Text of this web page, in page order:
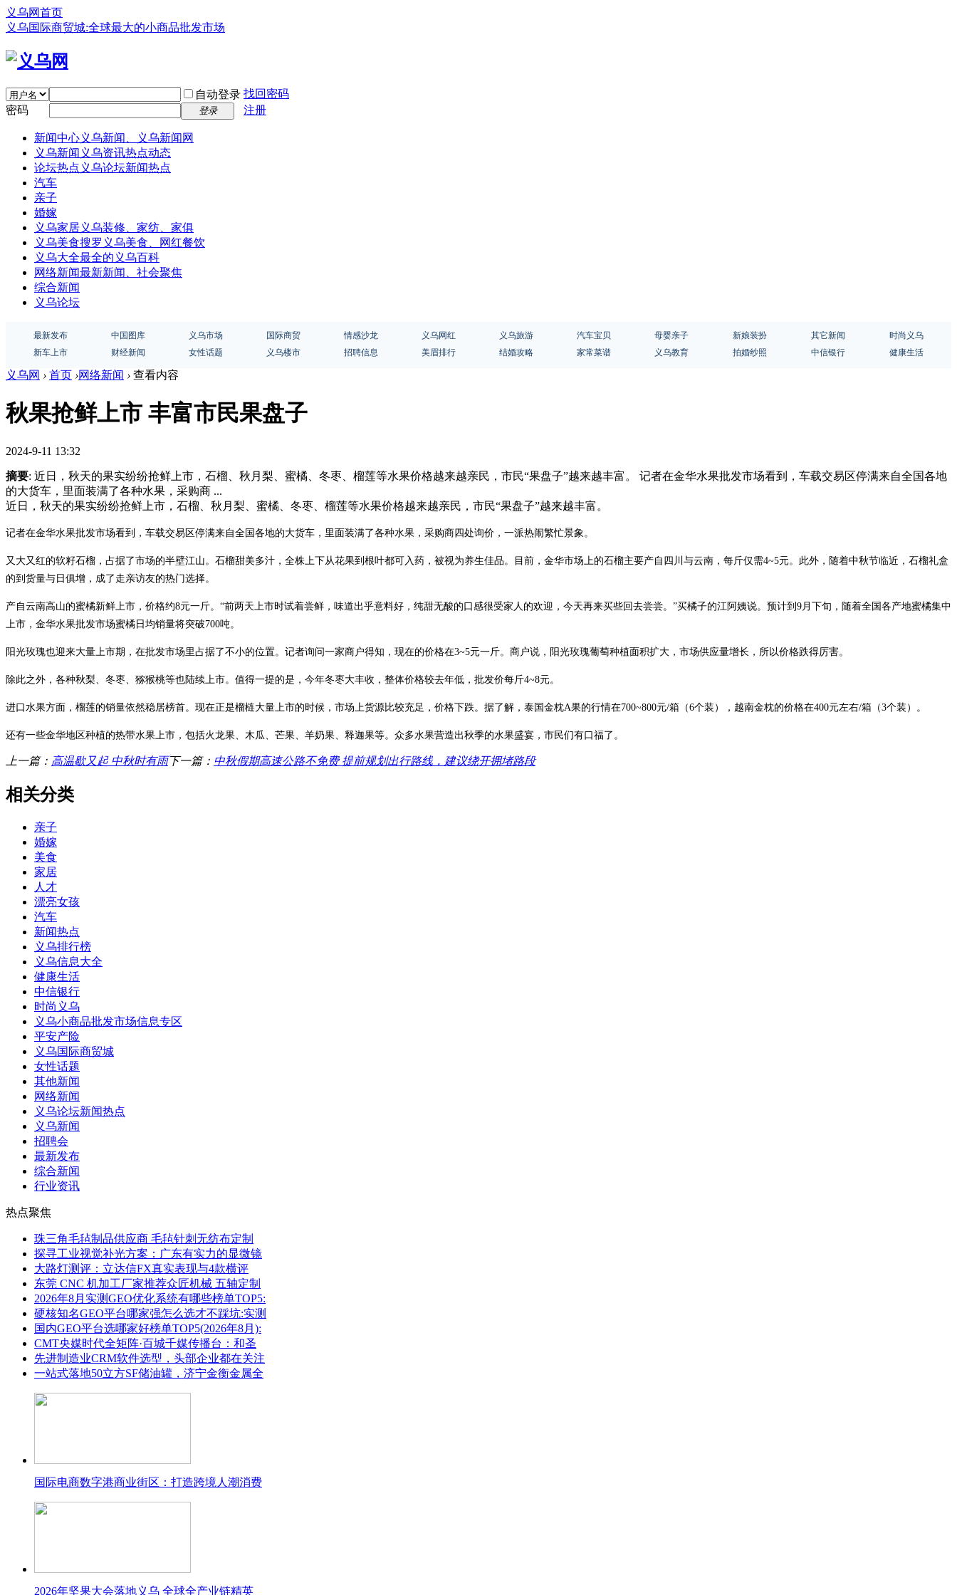
义乌网首页
义乌国际商贸城:全球最大的小商品批发市场
自动登录 找回密码
密码
登录 注册
新闻中心义乌新闻、义乌新闻网
义乌新闻 义乌资讯热点动态
论坛热点 义乌论坛新闻热点
汽车
亲子
婚嫁
义乌家居义乌装修、家纺、家俱
义乌美食搜罗义乌美食、网红餐饮
义乌大全最全的义乌百科
网络新闻最新新闻、社会聚焦
综合新闻
义乌论坛
最新发布 中国图库 义乌市场 国际商贸 情感沙龙 义乌网红 义乌旅游 汽车宝贝 母婴亲子 新娘装扮 其它新闻
时尚义乌
新车上市
财经新闻 女性话题 义乌楼市 招聘信息 美眉排行 结婚攻略 家常菜谱 义乌教育 拍婚纱照 中信银行 健康生活
义乌网 › 首页 ›网络新闻 › 查看内容
秋果抢鲜上市 丰富市民果盘子
2024-9-11 13:32
摘要: 近日，秋天的果实纷纷抢鲜上市，石榴、秋月梨、蜜橘、冬枣、榴莲等水果价格越来越亲民，市民“果盘子”越来越丰富。 记者在金华水果批发市场看到，车载交易区停满来自全国各地
的大货车，里面装满了各种水果，采购商 ...
近日，秋天的果实纷纷抢鲜上市，石榴、秋月梨、蜜橘、冬枣、榴莲等水果价格越来越亲民，市民“果盘子”越来越丰富。
记者在金华水果批发市场看到，车载交易区停满来自全国各地的大货车，里面装满了各种水果，采购商四处询价，一派热闹繁忙景象。
又大又红的软籽石榴，占据了市场的半壁江山。石榴甜美多汁，全株上下从花果到根叶都可入药，被视为养生佳品。目前，金华市场上的石榴主要产自四川与云南，每斤仅需4~5元。此外，随着中秋节临近，石榴礼盒
的到货量与日俱增，成了走亲访友的热门选择。
产自云南高山的蜜橘新鲜上市，价格约8元一斤。“前两天上市时试着尝鲜，味道出乎意料好，纯甜无酸的口感很受家人的欢迎，今天再来买些回去尝尝。”买橘子的江阿姨说。预计到9月下旬，随着全国各产地蜜橘集中
上市，金华水果批发市场蜜橘日均销量将突破700吨。
阳光玫瑰也迎来大量上市期，在批发市场里占据了不小的位置。记者询问一家商户得知，现在的价格在3~5元一斤。商户说，阳光玫瑰葡萄种植面积扩大，市场供应量增长，所以价格跌得厉害。
除此之外，各种秋梨、冬枣、猕猴桃等也陆续上市。值得一提的是，今年冬枣大丰收，整体价格较去年低，批发价每斤4~8元。
进口水果方面，榴莲的销量依然稳居榜首。现在正是榴梿大量上市的时候，市场上货源比较充足，价格下跌。据了解，泰国金枕A果的行情在700~800元/箱（6个装），越南金枕的价格在400元左右/箱（3个装）。
还有一些金华地区种植的热带水果上市，包括火龙果、木瓜、芒果、羊奶果、释迦果等。众多水果营造出秋季的水果盛宴，市民们有口福了。
上一篇： 高温歇又起 中秋时有雨下一篇： 中秋假期高速公路不免费 提前规划出行路线，建议绕开拥堵路段
相关分类
亲子
婚嫁
美食
家居
人才
漂亮女孩
汽车
新闻热点
义乌排行榜
义乌信息大全
健康生活
中信银行
时尚义乌
义乌小商品批发市场信息专区
平安产险
义乌国际商贸城
女性话题
其他新闻
网络新闻
义乌论坛新闻热点
义乌新闻
招聘会
最新发布
综合新闻
行业资讯
热点聚焦
珠三角毛毡制品供应商 毛毡针刺无纺布定制
探寻工业视觉补光方案：广东有实力的显微镜
大路灯测评：立达信FX真实表现与4款横评
东莞 CNC 机加工厂家推荐众匠机械 五轴定制
2026年8月实测GEO优化系统有哪些榜单TOP5:
硬核知名GEO平台哪家强怎么选才不踩坑:实测
国内GEO平台选哪家好榜单TOP5(2026年8月):
CMT央媒时代全矩阵·百城千媒传播台：和圣
先进制造业CRM软件选型，头部企业都在关注
一站式落地50立方SF储油罐，济宁金衡金属全
国际电商数字港商业街区：打造跨境人潮消费
2026年坚果大会落地义乌 全球全产业链精英